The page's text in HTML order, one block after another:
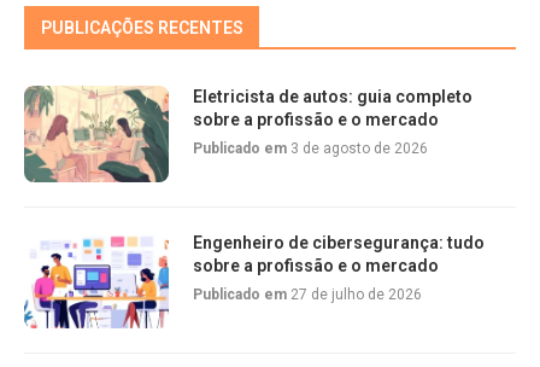
PUBLICAÇÕES RECENTES
Eletricista de autos: guia completo
sobre a profissão e o mercado
Publicado em 3 de agosto de 2026
Engenheiro de cibersegurança: tudo
sobre a profissão e o mercado
Publicado em 27 de julho de 2026